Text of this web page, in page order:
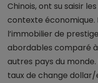
Chinois, ont su saisir
contexte économique.
l’immobilier de
abordables comparé
autres pays du
taux de change dollar/